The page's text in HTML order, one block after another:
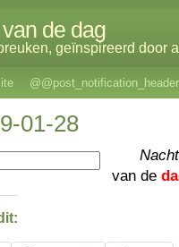
de dag
geïnspireerd door
@@post_notification_header
01-28
van de